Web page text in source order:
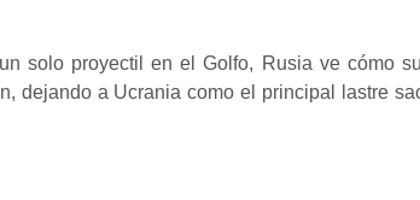
solo proyectil en el Golfo, Rusia ve cómo
dejando a Ucrania como el principal lastre